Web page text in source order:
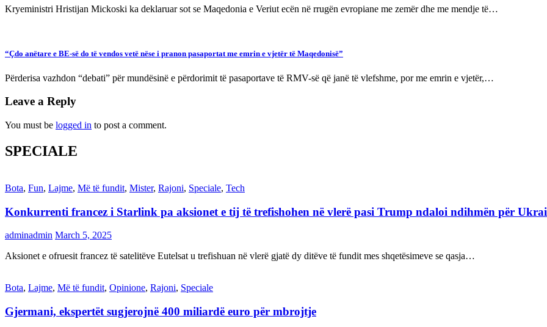
Kryeministri Hristijan Mickoski ka deklaruar sot se Maqedonia e Veriut ecën në rrugën evropiane me zemër dhe me mendje të…
“Çdo anëtare e BE-së do të vendos vetë nëse i pranon pasaportat me emrin e vjetër të Maqedonisë”
Përderisa vazhdon “debati” për mundësinë e përdorimit të pasaportave të RMV-së që janë të vlefshme, por me emrin e vjetër,…
Leave a Reply
You must be logged in to post a comment.
SPECIALE
Bota, Fun, Lajme, Më të fundit, Mister, Rajoni, Speciale, Tech
Konkurrenti francez i Starlink pa aksionet e tij të trefishohen në vlerë pasi Trump ndaloi ndihmën për
adminadmin March 5, 2025
Aksionet e ofruesit francez të satelitëve Eutelsat u trefishuan në vlerë gjatë dy ditëve të fundit mes shqetësimeve se qasja…
Bota, Lajme, Më të fundit, Opinione, Rajoni, Speciale
Gjermani, ekspertët sugjerojnë 400 miliardë euro për mbrojtje